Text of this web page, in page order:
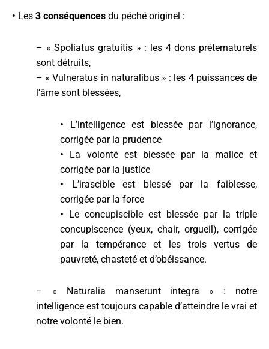
• Les 3 conséquences du péché originel :
– « Spoliatus gratuitis » : les 4 dons préternaturels
sont détruits,
– « Vulneratus in naturalibus » : les 4 puissances de
l’âme sont blessées,
• L’intelligence est blessée par l’ignorance,
corrigée par la prudence
• La volonté est blessée par la malice et
corrigée par la justice
• L’irascible est blessé par la faiblesse,
corrigée par la force
• Le concupiscible est blessée par la triple
concupiscence (yeux, chair, orgueil), corrigée
par la tempérance et les trois vertus de
pauvreté, chasteté et d’obéissance.
– « Naturalia manserunt integra » : notre
intelligence est toujours capable d’atteindre le vrai et
notre volonté le bien.